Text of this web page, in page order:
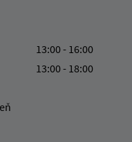
13:00 - 16:00
13:00 - 18:00